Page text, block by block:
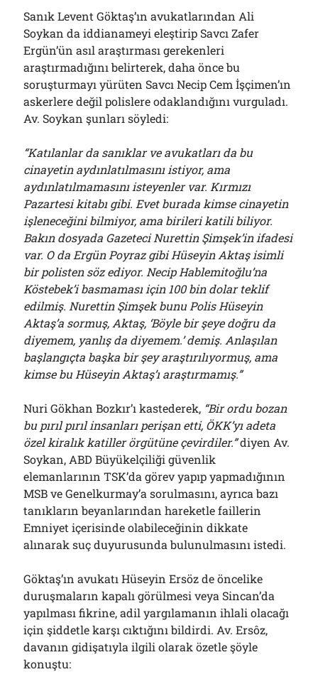
Sanık Levent Göktaş’ın avukatlarından Ali
Soykan da iddianameyi eleştirip Savcı Zafer
Ergün’ün asıl araştırması gerekenleri
araştırmadığını belirterek, daha önce bu
soruşturmayı yürüten Savcı Necip Cem İşçimen’ın
askerlere değil polislere odaklandığını vurguladı.
Av. Soykan şunları söyledi:
“Katılanlar da sanıklar ve avukatları da bu
cinayetin aydınlatılmasını istiyor, ama
aydınlatılmamasını isteyenler var. Kırmızı
Pazartesi kitabı gibi. Evet burada kimse cinayetin
işleneceğini bilmiyor, ama birileri katili biliyor.
Bakın dosyada Gazeteci Nurettin Şimşek’in ifadesi
var. O da Ergün Poyraz gibi Hüseyin Aktaş isimli
bir polisten söz ediyor. Necip Hablemitoğlu’na
Köstebek’i basmaması için 100 bin dolar teklif
edilmiş. Nurettin Şimşek bunu Polis Hüseyin
Aktaş’a sormuş, Aktaş, ‘Böyle bir şeye doğru da
diyemem, yanlış da diyemem.’ demiş. Anlaşılan
başlangıçta başka bir şey araştırılıyormuş, ama
kimse bu Hüseyin Aktaş’ı araştırmamış.”
Nuri Gökhan Bozkır’ı kastederek, “Bir ordu bozan
bu pırıl pırıl insanları perişan etti, ÖKK’yıadeta
özel kiralık katiller örgütüne çevirdiler.”diyen Av.
Soykan, ABD Büyükelçiliği güvenlik
elemanlarının TSK’da görev yapıp yapmadığının
MSB ve Genelkurmay’a sorulmasını, ayrıca bazı
tanıkların beyanlarından hareketle faillerin
Emniyet içerisinde olabileceğinin dikkate
alınarak suç duyurusunda bulunulmasını istedi.
Göktaş’ın avukatı Hüseyin Ersöz de öncelike
duruşmaların kapalı görülmesi veya Sincan’da
yapılması fikrine, adil yargılamanın ihlali olacağı
için şiddetle karşı cıktığını bildirdi. Av. Ersôz,
davanın gidişatıyla ilgili olarak özetle şöyle
konuştu: